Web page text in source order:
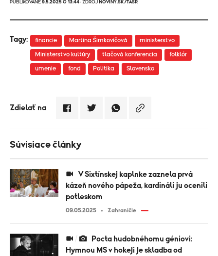
PUBLIKOVANÉ 9.5.2025 O 13:44 · ZDROJ NOVINY.SK/TASR
Tagy: financie Martina Šimkovičová ministerstvo
Ministerstvo kultúry tlačová konferencia folklór
umenie fond Politika Slovensko
Zdielať na
Súvisiace články
kázeň nového pápeža, kardináli ju ocenili
potleskom
09.05.2025 Zahraničie
Hymnou MS v hokeji je skladba od